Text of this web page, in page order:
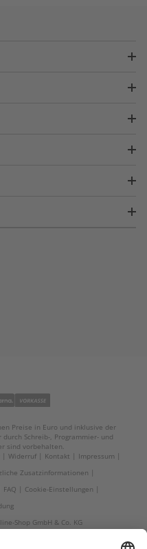
Preise in Euro und inklusive der
Schreib-, Programmier- und
sind vorbehalten.
Widerruf Kontakt
Impressum
Zusatzinformationen
FAQ
Cookie-Einstellungen
Shop GmbH & Co. KG